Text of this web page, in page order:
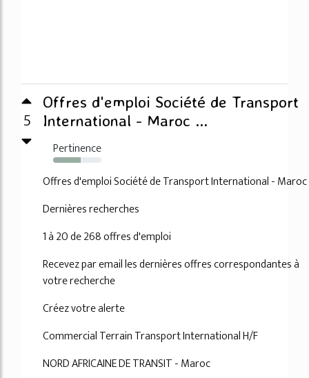
5
Offres d'emploi Société de Transport
International - Maroc ...
Pertinence
57%
Offres d'emploi Société de Transport International - Maroc
Dernières recherches
1 à 20 de 268 offres d'emploi
Recevez par email les dernières offres correspondantes à
votre recherche
Créez votre alerte
Commercial Terrain Transport International H/F
NORD AFRICAINE DE TRANSIT - Maroc